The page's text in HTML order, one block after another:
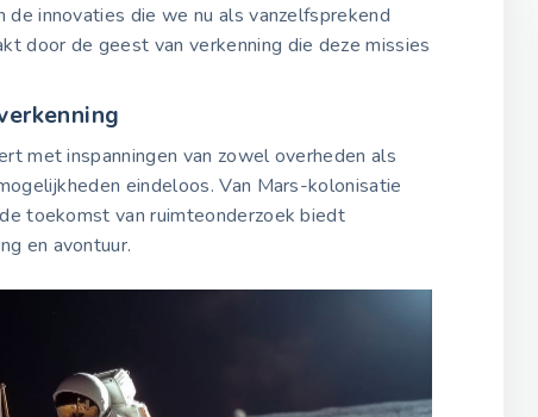
de innovaties die we nu als vanzelfsprekend
door de geest van verkenning die deze missies
met inspanningen van zowel overheden als
eindeloos. Van Mars-kolonisatie
toekomst van ruimteonderzoek biedt
en avontuur.